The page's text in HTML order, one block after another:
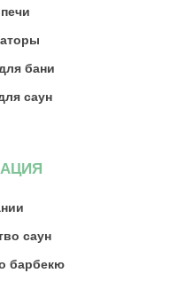
бани
саун
саун
барбекю